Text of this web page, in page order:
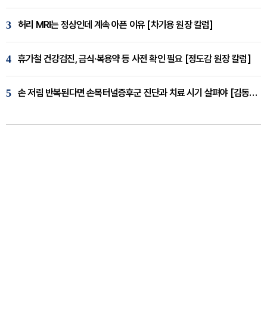
3 허리 MRI는 정상인데 계속 아픈 이유 [차기용 원장 칼럼]
4 휴가철 건강검진, 금식·복용약 등 사전 확인 필요 [정도감 원장 칼럼]
5 손 저림 반복된다면 손목터널증후군 진단과 치료 시기 살펴야 [김동현 원장 칼럼]